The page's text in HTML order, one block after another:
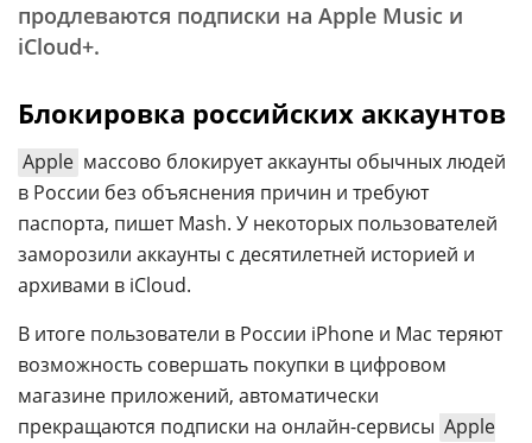
продлеваются подписки на Apple Music и
iCloud+.
Блокировка российских аккаунтов
Apple массово блокирует аккаунты обычных людей
в России без объяснения причин и требуют
паспорта, пишет Mash. У некоторых пользователей
заморозили аккаунты с десятилетней историей и
архивами в iCloud.
В итоге пользователи в России iPhone и Mac теряют
возможность совершать покупки в цифровом
магазине приложений, автоматически
прекращаются подписки на онлайн-сервисы Apple